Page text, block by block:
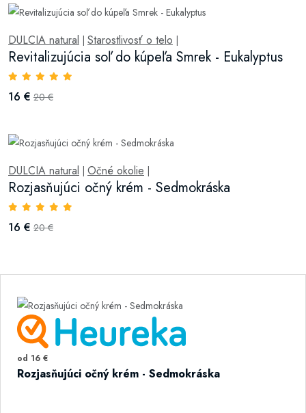
DULCIA natural | Starostlivosť o telo |
Revitalizujúcia soľ do kúpeľa Smrek - Eukalyptus
16 € 20 €
DULCIA natural Očné okolie
Rozjasňujúci očný krém - Sedmokráska
16 € 20 €
od 16 €
Rozjasňujúci očný krém - Sedmokráska